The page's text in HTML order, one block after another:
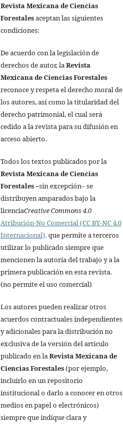
Revista Mexicana de Ciencias
Forestalesaceptan las siguientes
condiciones:
De acuerdo con la legislación de
derechos de autor, laRevista
Mexicana de Ciencias Forestales
reconoce y respeta el derecho moral de
los autores, así como la titularidad del
derecho patrimonial, el cual será
cedido a la revista para su difusión en
acceso abierto.
Todos los textos publicados por la
Revista Mexicana de Ciencias
Forestales–sin excepción– se
distribuyen amparados bajo la
licenciaCreative Commons 4.0
Atribución-No Comercial (CC BY-NC 4.0
Internacional),que permite a terceros
utilizar lo publicado siempre que
mencionen la autoría del trabajo y a la
primera publicación en esta revista.
(no permite el uso comercial)
Los autores pueden realizar otros
acuerdos contractuales independientes
y adicionales para la distribución no
exclusiva de la versión del artículo
publicado en laRevista Mexicana de
Ciencias Forestales(por ejemplo,
incluirlo en un repositorio
institucional o darlo a conocer en otros
medios en papel o electrónicos)
siempre que indique clara y